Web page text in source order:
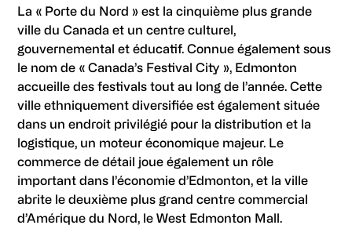
La « Porte du Nord » est la cinquième plus grande
ville du Canada et un centre culturel,
gouvernemental et éducatif. Connue également sous
le nom de « Canada’s Festival City », Edmonton
accueille des festivals tout au long de l’année. Cette
ville ethniquement diversifiée est également située
dans un endroit privilégié pour la distribution et la
logistique, un moteur économique majeur. Le
commerce de détail joue également un rôle
important dans l’économie d’Edmonton, et la ville
abrite le deuxième plus grand centre commercial
d’Amérique du Nord, le West Edmonton Mall.